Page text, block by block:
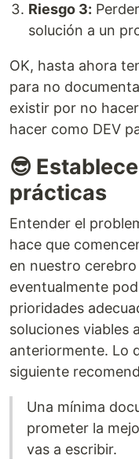
Riesgo 3:
solución a un
OK, hasta ahora
para no
existir por no
hacer como DEV
😎
prácticas
Entender el
hace que
en nuestro
eventualmente
prioridades
soluciones viables
anteriormente. Lo
siguiente
Una mínima
prometer la
vas a escribir.